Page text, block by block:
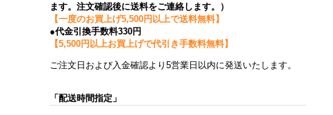
ます。注文確認後に送料をご連絡します。）
【一度のお買上げ5,500円以上で送料無料】
●代金引換手数料330円
【5,500円以上お買上げで代引き手数料無料】
ご注文日および入金確認より5営業日以内に発送いたします。
「配送時間指定」